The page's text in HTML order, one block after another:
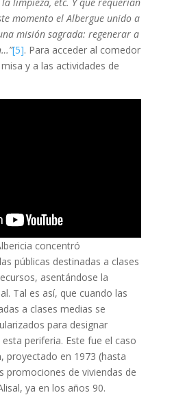
momento el Albergue unido a
misión sagrada: regenerar a
[5]. Para acceder al comedor
y a las actividades de
concentró
públicas destinadas a clases
asentándose la
Tal es así, que cuando las
a clases medias se
para designar
periferia. Este fue el caso
proyectado en 1973 (hasta
promociones de viviendas de
ya en los años 90.